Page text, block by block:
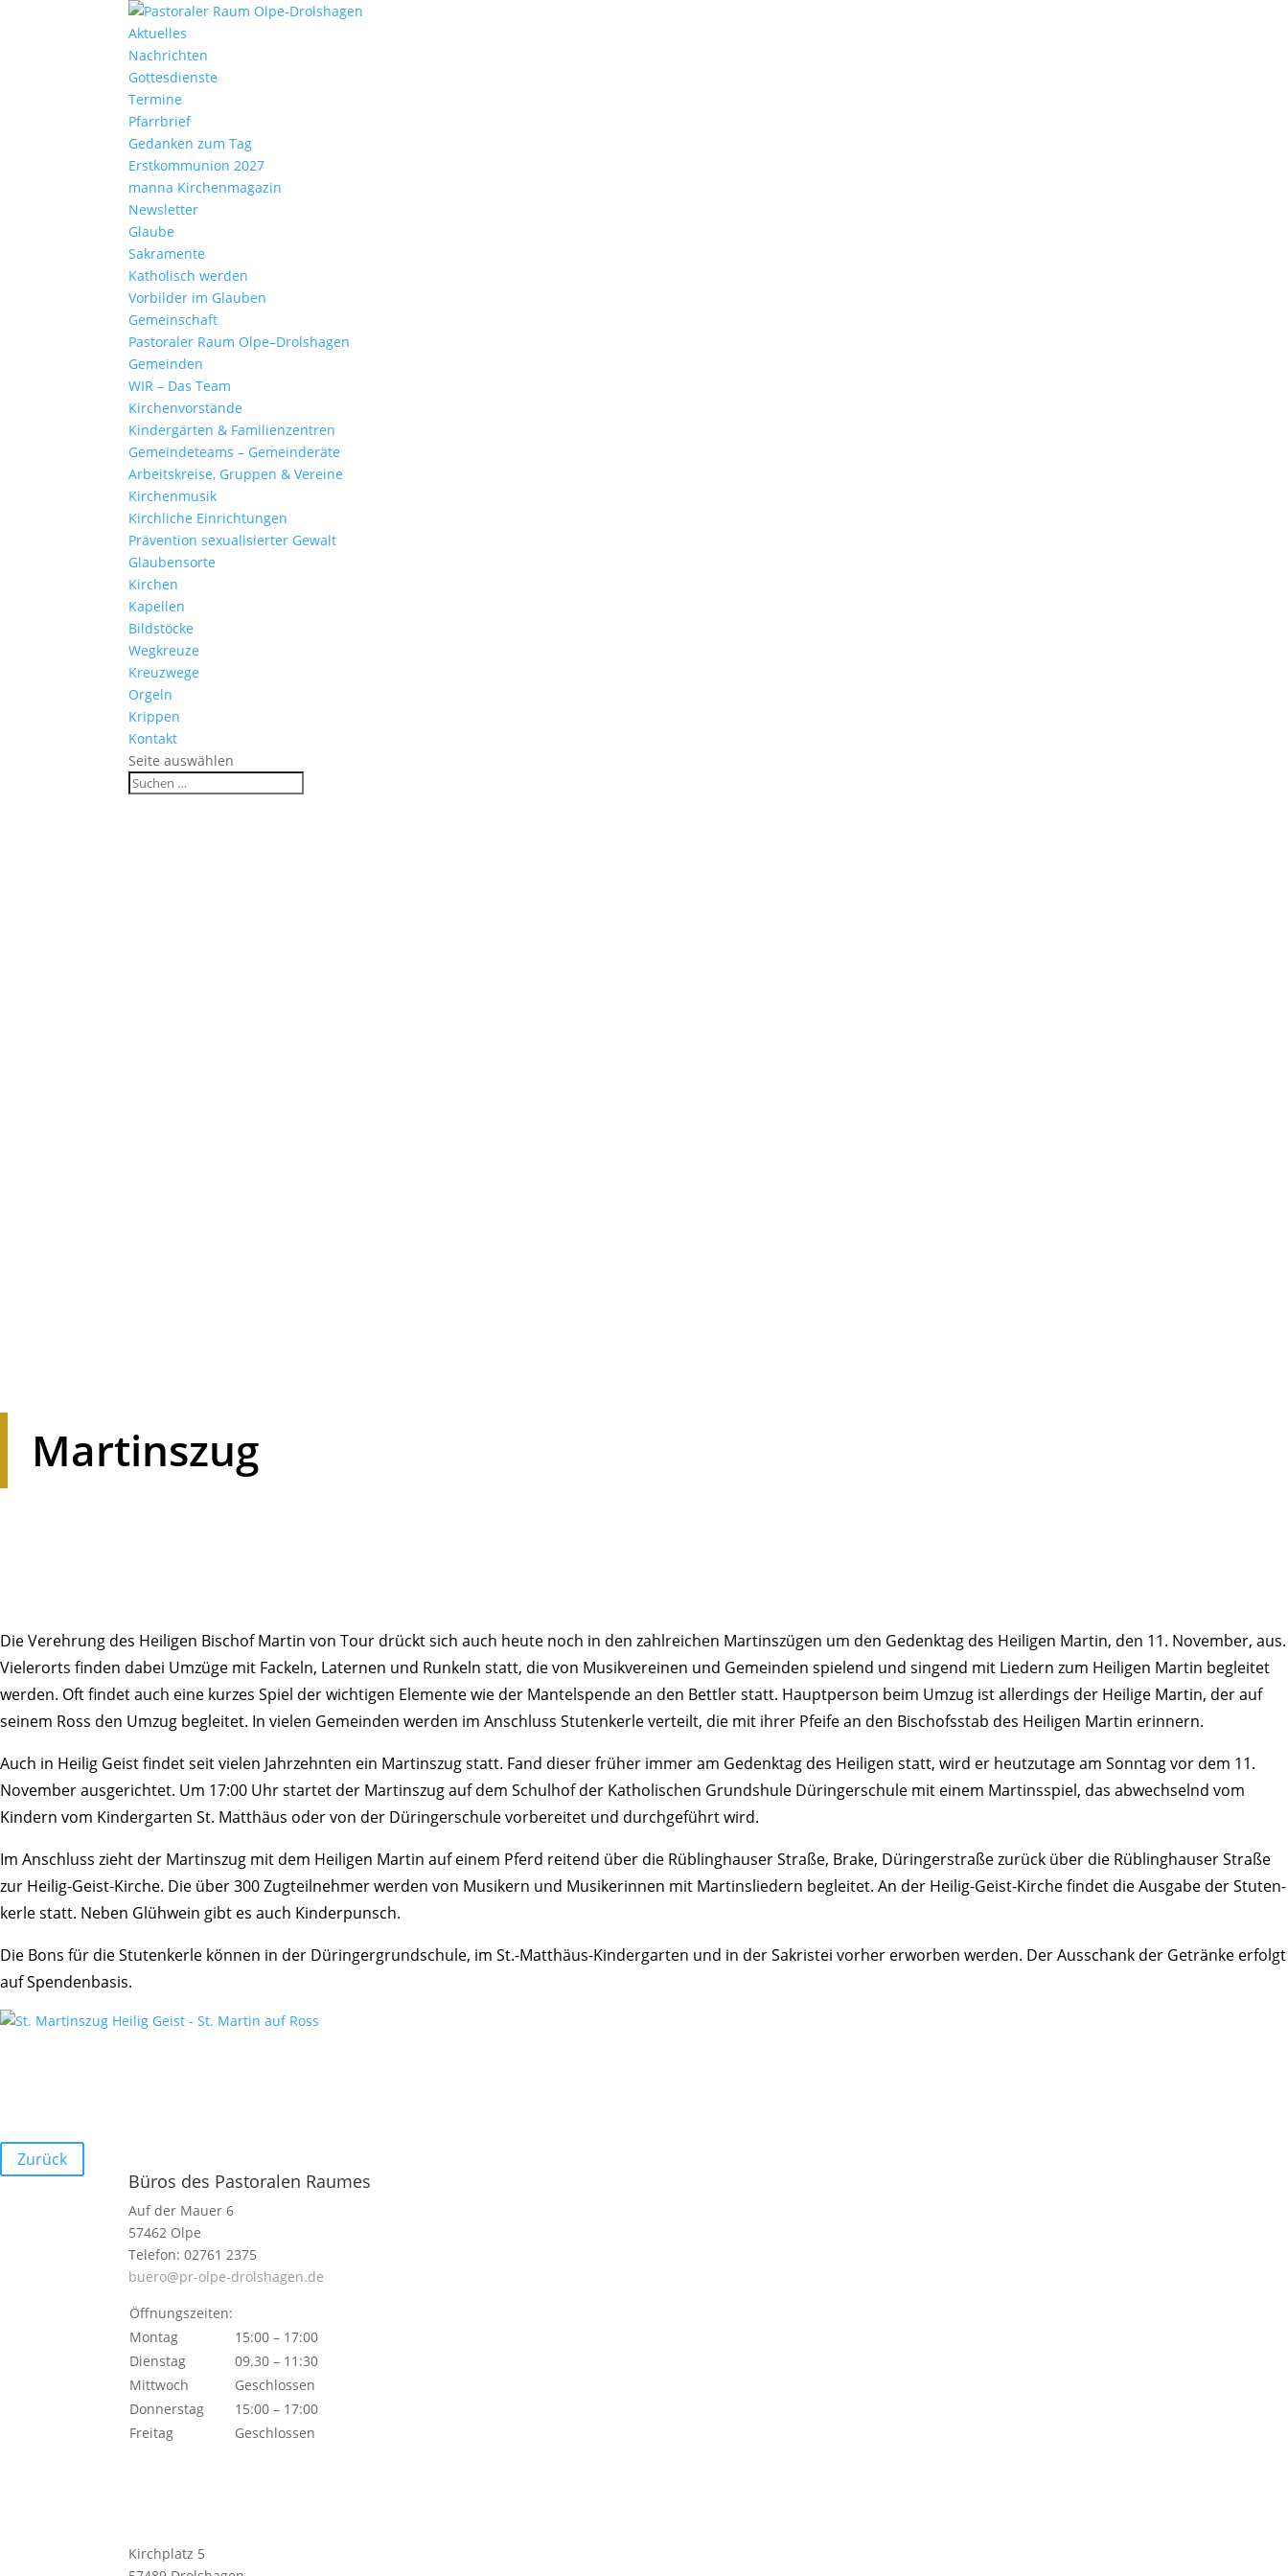
Aktu­elles
Nach­richten
Gottes­dienste
Termine
Pfarr­brief
Gedanken zum Tag
Erst­kom­mu­nion 2027
manna Kirchen­ma­gazin
News­letter
Glaube
Sakra­mente
Katho­lisch werden
Vorbilder im Glauben
Gemein­schaft
Pasto­raler Raum Olpe–Drolshagen
Gemeinden
WIR – Das Team
Kirchen­vor­stände
Kinder­gärten & Familienzentren
Gemein­de­teams – Gemeinderäte
Arbeits­kreise, Gruppen & Vereine
Kirchen­musik
Kirch­liche Einrichtungen
Präven­tion sexua­li­sierter Gewalt
Glau­ben­s­orte
Kirchen
Kapellen
Bild­stöcke
Wegkreuze
Kreuz­wege
Orgeln
Krippen
Kontakt
Seite auswählen
Martinszug
Die Vereh­rung des Heiligen Bischof Martin von Tour drückt sich auch heute noch in den zahl­rei­chen Martins­zügen um den Gedenktag des Heiligen Martin, den 11. November, aus.
Vieler­orts finden dabei Umzüge mit Fackeln, Laternen und Runkeln statt, die von Musik­ver­einen und Gemeinden spie­lend und singend mit Liedern zum Heiligen Martin begleitet
werden. Oft findet auch eine kurzes Spiel der wich­tigen Elemente wie der Mantel­spende an den Bettler statt. Haupt­person beim Umzug ist aller­dings der Heilige Martin, der auf
seinem Ross den Umzug begleitet. In vielen Gemeinden werden im Anschluss Stuten­kerle verteilt, die mit ihrer Pfeife an den Bischofs­stab des Heiligen Martin erinnern.
Auch in Heilig Geist findet seit vielen Jahr­zehnten ein Martinszug statt. Fand dieser früher immer am Gedenktag des Heiligen statt, wird er heut­zu­tage am Sonntag vor dem 11.
November ausge­richtet. Um 17:00 Uhr startet der Martinszug auf dem Schulhof der Katho­li­schen Grund­s­hule Dürin­ger­schule mit einem Martins­spiel, das abwech­selnd vom
Kindern vom Kinder­garten St. Matthäus oder von der Dürin­ger­schule vorbe­reitet und durch­ge­führt wird.
Im Anschluss zieht der Martinszug mit dem Heiligen Martin auf einem Pferd reitend über die Rübling­hauser Straße, Brake, Dürin­ger­straße zurück über die Rübling­hauser Straße
zur Heilig-Geist-Kirche. Die über 300 Zugteil­nehmer werden von Musi­kern und Musi­ke­rinnen mit Martins­lie­dern begleitet. An der Heilig-Geist-Kirche findet die Ausgabe der Stuten­
kerle statt. Neben Glüh­wein gibt es auch Kinderpunsch.
Die Bons für die Stuten­kerle können in der Dürin­ger­grund­schule, im St.-Matthäus-Kindergarten und in der Sakristei vorher erworben werden. Der Ausschank der Getränke erfolgt
auf Spendenbasis.
Zurück
Büros des Pastoralen Raumes
Auf der Mauer 6
57462 Olpe
Telefon: 02761 2375
buero@pr-olpe-drolshagen.de
Öffnungszeiten:
Montag
15:00 – 17:00
Dienstag
09.30 – 11:30
Mittwoch
Geschlossen
Donnerstag
15:00 – 17:00
Freitag
Geschlossen
Kirchplatz 5